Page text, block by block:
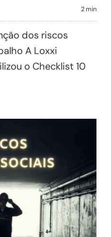
2 min
dos riscos
A Loxxi
o Checklist 10